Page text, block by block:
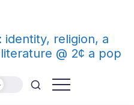
identity, religion, a
@ 2¢ a pop